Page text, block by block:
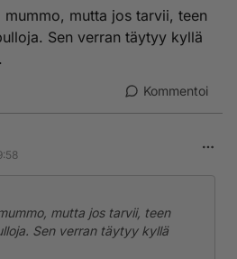
mummo, mutta jos tarvii, teen
Sen verran täytyy kyllä
Kommentoi
mutta jos tarvii, teen
Sen verran täytyy kyllä